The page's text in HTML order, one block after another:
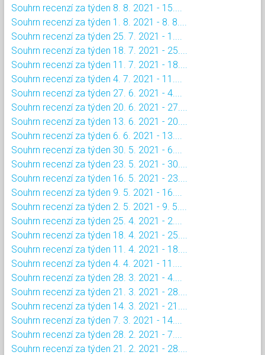
Souhrn recenzí za týden 8. 8. 2021 - 15....
Souhrn recenzí za týden 1. 8. 2021 - 8. 8....
Souhrn recenzí za týden 25. 7. 2021 - 1....
Souhrn recenzí za týden 18. 7. 2021 - 25....
Souhrn recenzí za týden 11. 7. 2021 - 18....
Souhrn recenzí za týden 4. 7. 2021 - 11....
Souhrn recenzí za týden 27. 6. 2021 - 4....
Souhrn recenzí za týden 20. 6. 2021 - 27....
Souhrn recenzí za týden 13. 6. 2021 - 20....
Souhrn recenzí za týden 6. 6. 2021 - 13....
Souhrn recenzí za týden 30. 5. 2021 - 6....
Souhrn recenzí za týden 23. 5. 2021 - 30....
Souhrn recenzí za týden 16. 5. 2021 - 23....
Souhrn recenzí za týden 9. 5. 2021 - 16....
Souhrn recenzí za týden 2. 5. 2021 - 9. 5....
Souhrn recenzí za týden 25. 4. 2021 - 2....
Souhrn recenzí za týden 18. 4. 2021 - 25....
Souhrn recenzí za týden 11. 4. 2021 - 18....
Souhrn recenzí za týden 4. 4. 2021 - 11....
Souhrn recenzí za týden 28. 3. 2021 - 4....
Souhrn recenzí za týden 21. 3. 2021 - 28....
Souhrn recenzí za týden 14. 3. 2021 - 21....
Souhrn recenzí za týden 7. 3. 2021 - 14....
Souhrn recenzí za týden 28. 2. 2021 - 7....
Souhrn recenzí za týden 21. 2. 2021 - 28....